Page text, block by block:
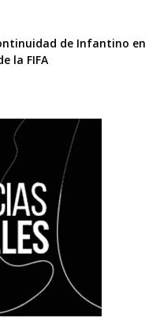
de Infantino en
la FIFA